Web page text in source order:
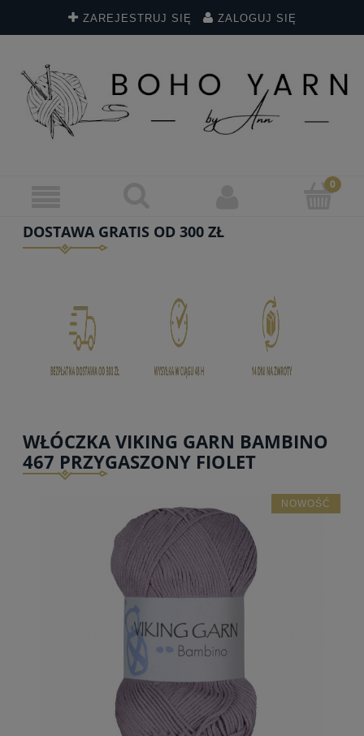
ZAREJESTRUJ SIĘ ZALOGUJ SIĘ
DOSTAWA GRATIS OD 300 ZŁ
WŁÓCZKA VIKING GARN BAMBINO
467 PRZYGASZONY FIOLET
NOWOŚĆ